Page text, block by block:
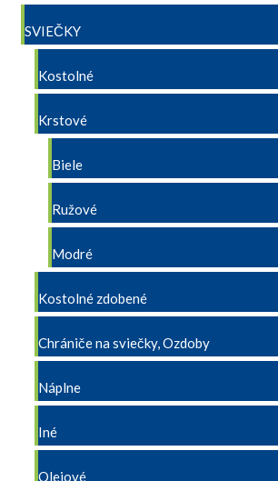
SVIEČKY
Kostolné
Krstové
Biele
Ružové
Modré
Kostolné zdobené
Chrániče na sviečky, Ozdoby
Náplne
Iné
Olejové